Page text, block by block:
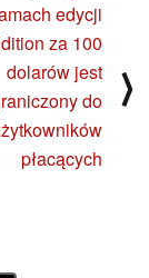
edycji
za 100
dolarów jest
do
płacących
⟩